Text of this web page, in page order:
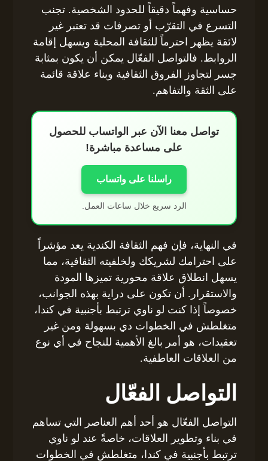
حساسية وفهماً دقيقاً للحدود الشخصية. تجنب
التسرع في التقرّب أو تصرفات قد تعتبر غير
لائقة يظهر احترماً للثقافة المحلية ويسهل إقامة
الروابط. فالتواصل الفعّال يمكن أن يكون بمثابة
جسر لتجاوز الفروق الثقافية وبناء علاقة قائمة
على الثقة والتفاهم.
تواصل معنا الآن عبر الواتساب للحصول
على مساعدة مباشرة!
راسلنا على واتساب
الرد سريع خلال ساعات العمل.
في النهاية، فإن فهم الثقافة الكندية يعد مؤشراً
على احترامك لشريكك ولخلفيته الثقافية، مما
يسهل انطلاق علاقة محورية تميزها المودة
والاستقرار. أن تكون على دراية بهذه الجوانب،
خصوصاً إذا كنت لو ناوي ترتبط بأجنبية في كندا،
متغلطش في الخطوات دي بسهولة ومن غير
تعقيدات، هو أمر بالغ الأهمية للنجاح في أي نوع
من العلاقات العاطفية.
التواصل الفعّال
التواصل الفعّال هو أحد أهم العناصر التي تساهم
في بناء وتطوير العلاقات، خاصةً عند لو ناوي
ترتبط بأجنبية في كندا، متغلطش في الخطوات